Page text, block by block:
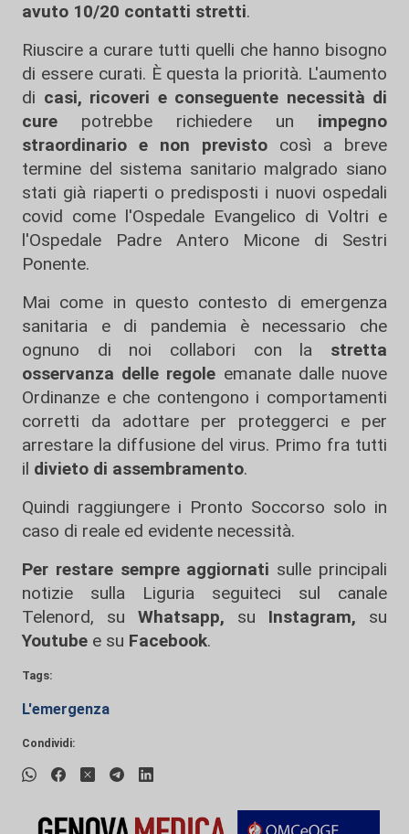
avuto 10/20 contatti stretti.
Riuscire a curare tutti quelli che hanno bisogno
di essere curati. È questa la priorità. L'aumento
di casi, ricoveri e conseguente necessità di
cure potrebbe richiedere un impegno
straordinario e non previsto così a breve
termine del sistema sanitario malgrado siano
stati già riaperti o predisposti i nuovi ospedali
covid come l'Ospedale Evangelico di Voltri e
l'Ospedale Padre Antero Micone di Sestri
Ponente.
Mai come in questo contesto di emergenza
sanitaria e di pandemia è necessario che
ognuno di noi collabori con la stretta
osservanza delle regole emanate dalle nuove
Ordinanze e che contengono i comportamenti
corretti da adottare per proteggerci e per
arrestare la diffusione del virus. Primo fra tutti
il divieto di assembramento.
Quindi raggiungere i Pronto Soccorso solo in
caso di reale ed evidente necessità.
Per restare sempre aggiornati sulle principali
notizie sulla Liguria seguiteci sul canale
Telenord, su
Whatsapp, su Instagram, su
Youtube e su Facebook.
Tags:
L'emergenza
Condividi: